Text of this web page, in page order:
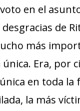
en el
de
más
Era, por
en toda la
la más